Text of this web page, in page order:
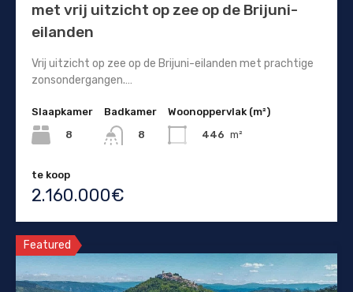
met vrij uitzicht op zee op de Brijuni-
eilanden
Vrij uitzicht op zee op de Brijuni-eilanden met prachtige
zonsondergangen.…
Slaapkamer
8
Badkamer
8
Woonoppervlak (m²)
446 m²
te koop
2.160.000€
Featured